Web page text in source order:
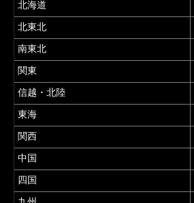
北海道
北東北
南東北
関東
信越・北陸
東海
関西
中国
四国